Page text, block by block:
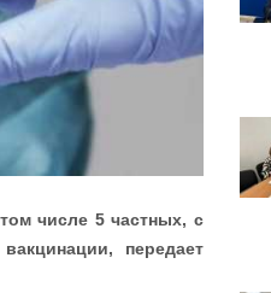
числе 5 частных, с
передает